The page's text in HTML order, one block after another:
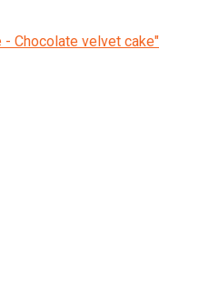
- Chocolate velvet cake"